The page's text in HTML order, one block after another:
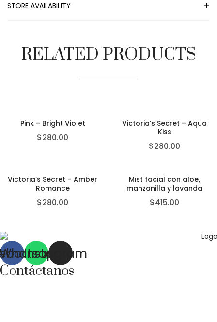
STORE AVAILABILITY
RELATED PRODUCTS
Pink – Bright Violet
$280.00
Victoria’s Secret – Aqua
Kiss
$280.00
Victoria’s Secret – Amber
Romance
$280.00
Mist facial con aloe,
manzanilla y lavanda
$415.00
Instagram
Contáctanos